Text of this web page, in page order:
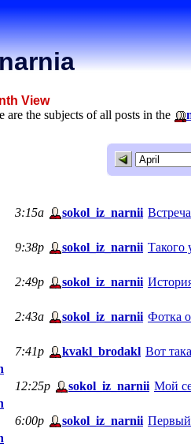
View
are the subjects of all posts in the
3:15a
sokol_iz_narnii
9:38p
sokol_iz_narnii Такого
2:49p
sokol_iz_narnii
2:43a
sokol_iz_narnii Фотка
7:41p
kvakl_brodakl Вот
12:25p
sokol_iz_narnii Мой
6:00p
sokol_iz_narnii